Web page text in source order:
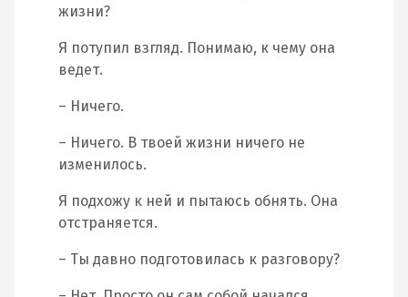
жизни?
Я потупил взгляд. Понимаю, к чему она
ведет.
– Ничего.
– Ничего. В твоей жизни ничего не
изменилось.
Я подхожу к ней и пытаюсь обнять. Она
отстраняется.
– Ты давно подготовилась к разговору?